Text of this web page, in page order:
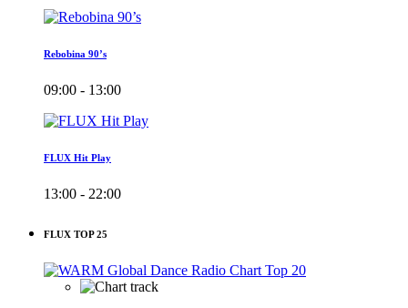
Rebobina 90’s
09:00 - 13:00
FLUX Hit Play
13:00 - 22:00
FLUX TOP 25